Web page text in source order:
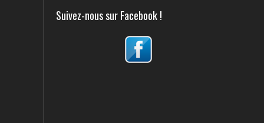
Suivez-nous sur Facebook !